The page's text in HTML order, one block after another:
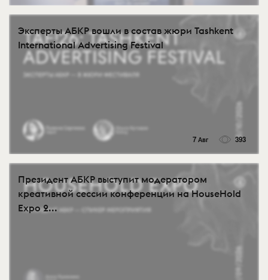
Эксперты АБКР вошли в состав жюри Tashkent
International Advertising Festival
7 Авг 393
Президент АБКР выступит модератором
креативной сессии конференции на HouseHold
Expo 2...